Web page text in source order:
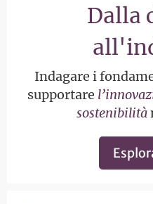
Dalla
Indagare i
supportare
sostenibilità